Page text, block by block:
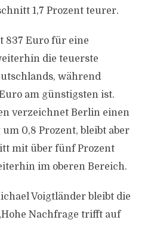
1,7 Prozent teurer.
837 Euro für eine
die teuerste
während
am günstigsten ist.
verzeichnet Berlin einen
0,8 Prozent, bleibt aber
mit über fünf Prozent
im oberen Bereich.
Voigtländer bleibt die
Nachfrage trifft auf